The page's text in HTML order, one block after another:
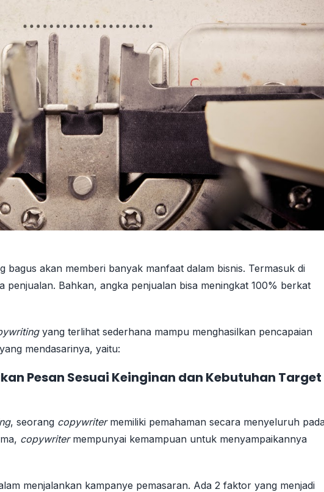
bagus akan memberi banyak manfaat dalam bisnis. Termasuk di
penjualan. Bahkan, angka penjualan bisa meningkat 100% berkat
yang terlihat sederhana mampu menghasilkan pencapaian
mendasarinya, yaitu:
Pesan Sesuai Keinginan dan Kebutuhan Target
, seorang copywriter memiliki pemahaman secara menyeluruh
copywriter mempunyai kemampuan untuk menyampaikannya
menjalankan kampanye pemasaran. Ada 2 faktor yang menjadi